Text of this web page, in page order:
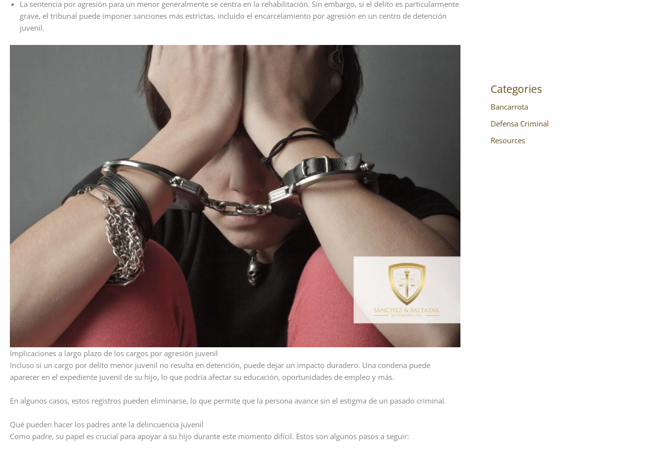
La sentencia por agresión para un menor generalmente se centra en la rehabilitación. Sin embargo, si el delito es particularmente
grave, el tribunal puede imponer sanciones más estrictas, incluido el encarcelamiento por agresión en un centro de detención
juvenil.
Implicaciones a largo plazo de los cargos por agresión juvenil
Incluso si un cargo por delito menor juvenil no resulta en detención, puede dejar un impacto duradero. Una condena puede
aparecer en el expediente juvenil de su hijo, lo que podría afectar su educación, oportunidades de empleo y más.
En algunos casos, estos registros pueden eliminarse, lo que permite que la persona avance sin el estigma de un pasado criminal.
Qué pueden hacer los padres ante la delincuencia juvenil
Como padre, su papel es crucial para apoyar a su hijo durante este momento difícil. Estos son algunos pasos a seguir:
Categories
Bancarrota
Defensa Criminal
Resources